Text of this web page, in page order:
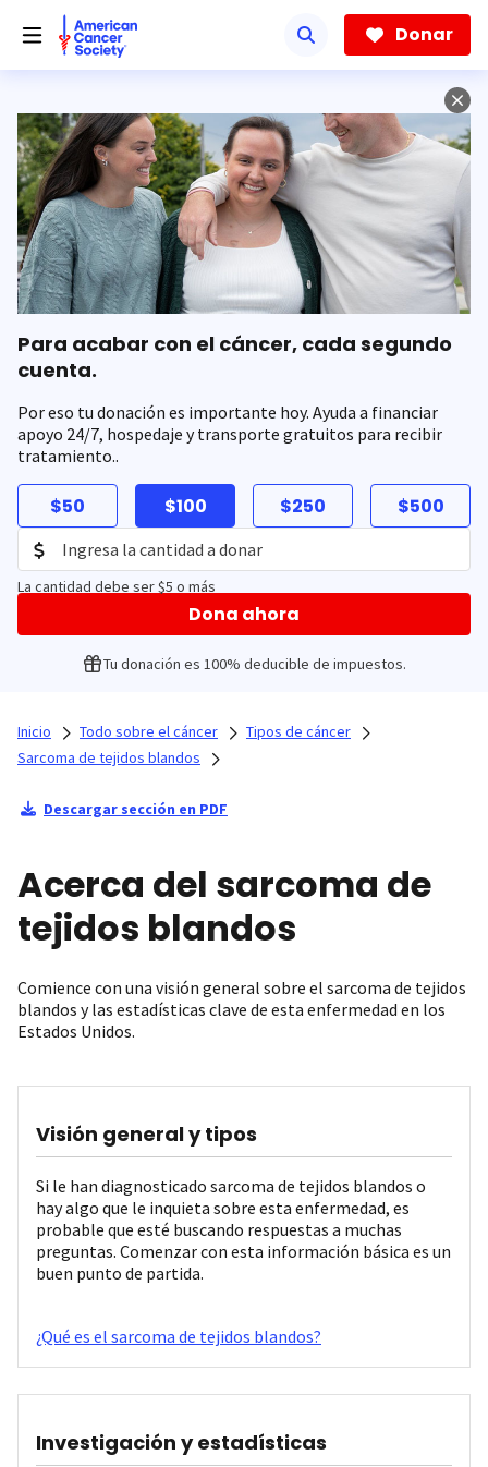
hacia
contenido
Donar
Para acabar con el cáncer, cada segundo
cuenta.
Por eso tu donación es importante hoy. Ayuda a financiar
apoyo 24/7, hospedaje y transporte gratuitos para recibir
tratamiento..
$50 $100 $250 $500
La cantidad debe ser $5 o más
Dona ahora
Tu donación es 100% deducible de impuestos.
Inicio Todo sobre el cáncer
Tipos de cáncer
Sarcoma de tejidos blandos
Descargar sección en PDF
Acerca del sarcoma de
tejidos blandos
Comience con una visión general sobre el sarcoma de tejidos
blandos y las estadísticas clave de esta enfermedad en los
Estados Unidos.
Visión general y tipos
Si le han diagnosticado sarcoma de tejidos blandos o
hay algo que le inquieta sobre esta enfermedad, es
probable que esté buscando respuestas a muchas
preguntas. Comenzar con esta información básica es un
buen punto de partida.
¿Qué es el sarcoma de tejidos blandos?
Investigación y estadísticas